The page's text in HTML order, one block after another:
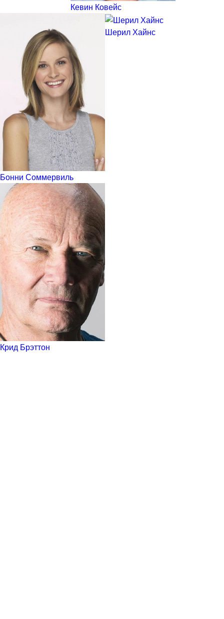
Кевин Ковейс
Бонни Соммервиль
Шерил Хайнс
Крид Брэттон